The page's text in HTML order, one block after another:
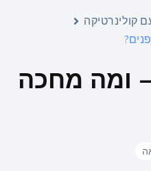
קולינרטיקה
ומה מחכה